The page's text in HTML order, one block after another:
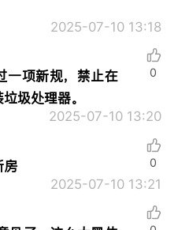
2025-07-10 13:18
一项新规，禁止在
圾处理器。
2025-07-10 13:20
0
房
2025-07-10 13:21
0